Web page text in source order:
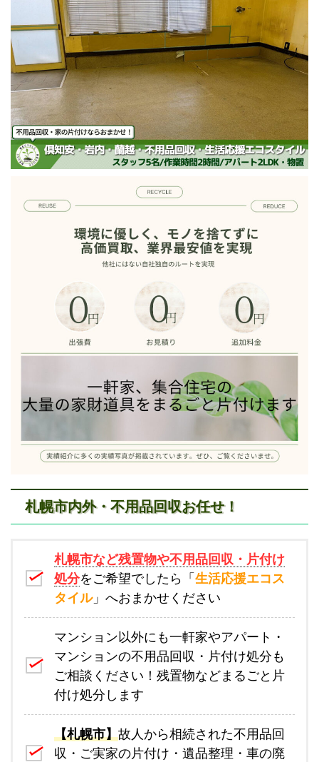
札幌市内外・不用品回収お任せ！
札幌市など残置物や不用品回収・片付け
処分をご希望でしたら「 生活応援エコス
タイル」へおまかせください
マンション以外にも一軒家やアパート・
マンションの不用品回収・片付け処分も
ご相談ください！残置物などまるごと片
付け処分します
【札幌市】故人から相続された不用品回
収・ご実家の片付け・遺品整理・車の廃